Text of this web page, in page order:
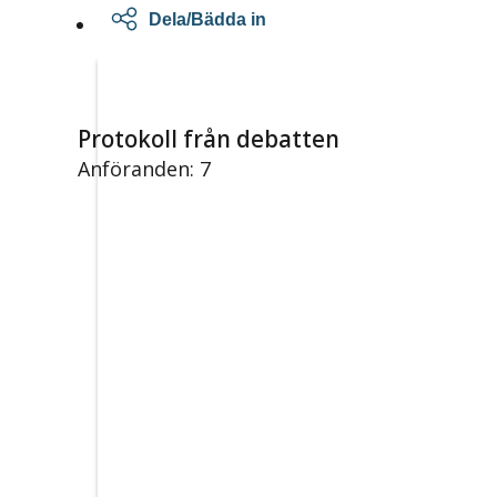
Dela/Bädda in
Protokoll från debatten
Anföranden: 7